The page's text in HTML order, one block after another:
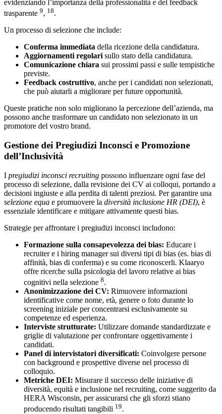
evidenziando l’importanza della professionalità e del feedback
trasparente 9, 18.
Un processo di selezione che include:
Conferma immediata della ricezione della candidatura.
Aggiornamenti regolari sullo stato della candidatura.
Comunicazione chiara sui prossimi passi e sulle tempistiche
previste.
Feedback costruttivo, anche per i candidati non selezionati,
che può aiutarli a migliorare per future opportunità.
Queste pratiche non solo migliorano la percezione dell’azienda, ma
possono anche trasformare un candidato non selezionato in un
promotore del vostro brand.
Gestione dei Pregiudizi Inconsci e Promozione
dell’Inclusività
I pregiudizi inconsci recruiting possono influenzare ogni fase del
processo di selezione, dalla revisione dei CV ai colloqui, portando a
decisioni ingiuste e alla perdita di talenti preziosi. Per garantire una
selezione equa e promuovere la diversità inclusione HR (DEI), è
essenziale identificare e mitigare attivamente questi bias.
Strategie per affrontare i pregiudizi inconsci includono:
Formazione sulla consapevolezza dei bias: Educare i
recruiter e i hiring manager sui diversi tipi di bias (es. bias di
affinità, bias di conferma) e su come riconoscerli. Klaaryo
offre ricerche sulla psicologia del lavoro relative ai bias
cognitivi nella selezione 8.
Anonimizzazione dei CV: Rimuovere informazioni
identificative come nome, età, genere o foto durante lo
screening iniziale per concentrarsi esclusivamente su
competenze ed esperienza.
Interviste strutturate: Utilizzare domande standardizzate e
griglie di valutazione per confrontare oggettivamente i
candidati.
Panel di intervistatori diversificati: Coinvolgere persone
con background e prospettive diverse nel processo di
colloquio.
Metriche DEI: Misurare il successo delle iniziative di
diversità, equità e inclusione nel recruiting, come suggerito da
HERA Wisconsin, per assicurarsi che gli sforzi stiano
producendo risultati tangibili 19.